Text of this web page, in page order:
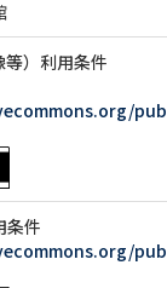
等）利用条件
条件